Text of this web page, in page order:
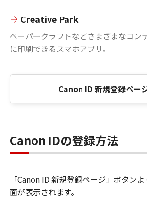
Creative Park
ペーパークラフトなどさまざまなコン
に印刷できるスマホアプリ。
Canon ID 新規登録ペー
Canon IDの登録方法
「Canon ID 新規登録ページ」ボタン
面が表示されます。